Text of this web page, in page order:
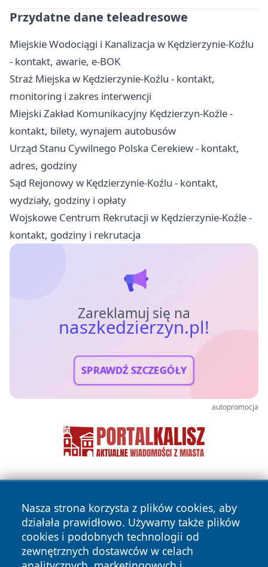
Przydatne dane teleadresowe
Miejskie Wodociągi i Kanalizacja w Kędzierzynie-Koźlu
- kontakt, awarie, e-BOK
Straż Miejska w Kędzierzynie-Koźlu - kontakt,
monitoring i zakres interwencji
Miejski Zakład Komunikacyjny Kędzierzyn-Koźle -
kontakt, bilety, wynajem autobusów
Urząd Stanu Cywilnego Polska Cerekiew - kontakt,
adres, godziny
Sąd Rejonowy w Kędzierzynie-Koźlu - kontakt,
wydziały, godziny i opłaty
Wojskowe Centrum Rekrutacji w Kędzierzynie-Koźle -
kontakt, godziny i rekrutacja
Zareklamuj się na
naszkedzierzyn.pl!
SPRAWDŹ SZCZEGÓŁY
autopromocja
Nasza strona korzysta z plików cookies, aby
działała prawidłowo. Używamy także plików
cookies i podobnych technologii od
zewnętrznych dostawców w celach
Copyright © 2026 naszkedzierzyn.pl Wszystkie prawa